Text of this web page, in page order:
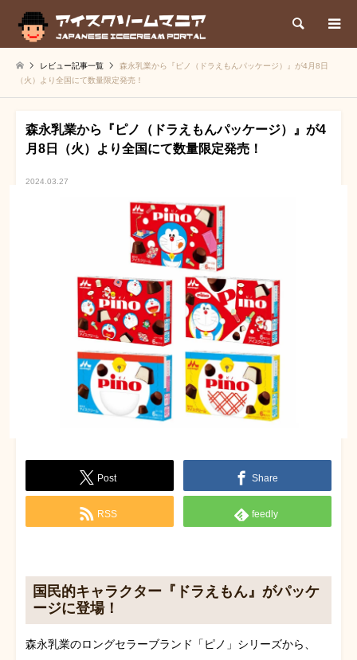
検索
レビュー記事一覧
森永乳業から『ピノ（ドラえもんパッケージ）』が4月8日
（火）より全国にて数量限定発売！
森永乳業から『ピノ（ドラえもんパッケージ）』が4
月8日（火）より全国にて数量限定発売！
2024.03.27
Post Share
RSS feedly
国民的キャラクター『ドラえもん』がパッケ
ージに登場！
森永乳業のロングセラーブランド「ピノ」シリーズから、